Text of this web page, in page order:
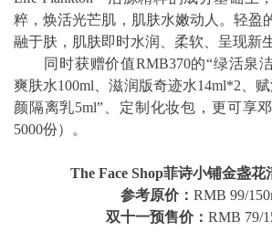
粹，焕活光芒肌，肌肤水嫩动人。轻盈
融于肤，肌肤即时水润、柔软、呈现新
同时获赠价值RMB370的“绿活泉洁
爽肤水100ml、滋润版奇迹水14ml*2、
颜隔离乳5ml”、定制化妆包，更可享
5000份）。
The Face Shop菲诗小铺金盏花
参考原价： RMB 99/
双十一预售价： RMB 79/